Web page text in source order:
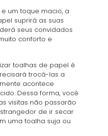
um toque macio, a
suprirá as suas
seus convidados
conforto e
toalhas de papel é
trocá-las a
acontece
Dessa forma, você
visitas não passarão
de ir secar
uma toalha suja ou